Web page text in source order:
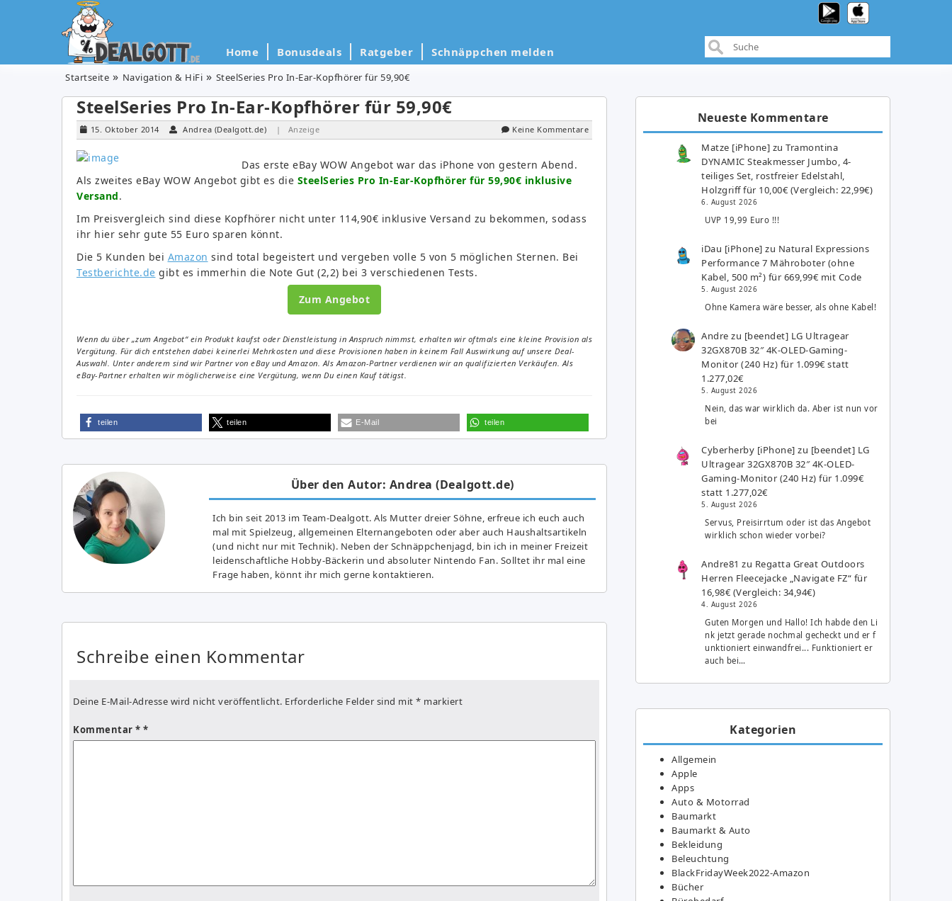
Home Bonusdeals Ratgeber Schnäppchen melden
Startseite Navigation & HiFi SteelSeries Pro In-Ear-Kopfhörer für 59,90€
SteelSeries Pro In-Ear-Kopfhörer für 59,90€
15. Oktober 2014 Andrea (Dealgott.de) | Anzeige Keine Kommentare
Das erste eBay WOW Angebot war das iPhone von gestern Abend.
Als zweites eBay WOW Angebot gibt es die SteelSeries Pro In-Ear-Kopfhörer für 59,90€ inklusive
Versand.
Im Preisvergleich sind diese Kopfhörer nicht unter 114,90€ inklusive Versand zu bekommen, sodass
ihr hier sehr gute 55 Euro sparen könnt.
Die 5 Kunden bei Amazon sind total begeistert und vergeben volle 5 von 5 möglichen Sternen. Bei
Testberichte.de gibt es immerhin die Note Gut (2,2) bei 3 verschiedenen Tests.
Zum Angebot
Wenn du über „zum Angebot“ ein Produkt kaufst oder Dienstleistung in Anspruch nimmst, erhalten wir oftmals eine kleine Provision als
Vergütung. Für dich entstehen dabei keinerlei Mehrkosten und diese Provisionen haben in keinem Fall Auswirkung auf unsere Deal-
Auswahl. Unter anderem sind wir Partner von eBay und Amazon. Als Amazon-Partner verdienen wir an qualifizierten Verkäufen. Als
eBay-Partner erhalten wir möglicherweise eine Vergütung, wenn Du einen Kauf tätigst.
teilen teilen E-Mail teilen
Über den Autor: Andrea (Dealgott.de)
Ich bin seit 2013 im Team-Dealgott. Als Mutter dreier Söhne, erfreue ich euch auch
mal mit Spielzeug, allgemeinen Elternangeboten oder aber auch Haushaltsartikeln
(und nicht nur mit Technik). Neben der Schnäppchenjagd, bin ich in meiner Freizeit
leidenschaftliche Hobby-Bäckerin und absoluter Nintendo Fan. Solltet ihr mal eine
Frage haben, könnt ihr mich gerne kontaktieren.
Schreibe einen Kommentar
Deine E-Mail-Adresse wird nicht veröffentlicht. Erforderliche Felder sind mit * markiert
Kommentar *
Neueste Kommentare
Matze [iPhone] zuTramontina
DYNAMIC Steakmesser Jumbo, 4-
teiliges Set, rostfreier Edelstahl,
Holzgriff für 10,00€ (Vergleich: 22,99€)
6. August 2026
UVP 19,99 Euro !!!
iDau [iPhone] zu Natural Expressions
Performance 7 Mähroboter (ohne
Kabel, 500 m²) für 669,99€ mit Code
5. August 2026
Ohne Kamera wäre besser, als ohne Kabel!
Andre zu [beendet] LG Ultragear
32GX870B 32″ 4K-OLED-Gaming-
Monitor (240 Hz) für 1.099€ statt
1.277,02€
5. August 2026
Nein, das war wirklich da. Aber ist nun vor
bei
Cyberherby [iPhone] zu [beendet] LG
Ultragear 32GX870B 32″ 4K-OLED-
Gaming-Monitor (240 Hz) für 1.099€
statt 1.277,02€
5. August 2026
Servus, Preisirrtum oder ist das Angebot
wirklich schon wieder vorbei?
Andre81 zu Regatta Great Outdoors
Herren Fleecejacke „Navigate FZ“ für
16,98€ (Vergleich: 34,94€)
4. August 2026
Guten Morgen und Hallo! Ich habde den Li
nk jetzt gerade nochmal gecheckt und er f
unktioniert einwandfrei... Funktioniert er
auch bei…
Kategorien
Allgemein
Apple
Apps
Auto & Motorrad
Baumarkt
Baumarkt & Auto
Bekleidung
Beleuchtung
BlackFridayWeek2022-Amazon
Bücher